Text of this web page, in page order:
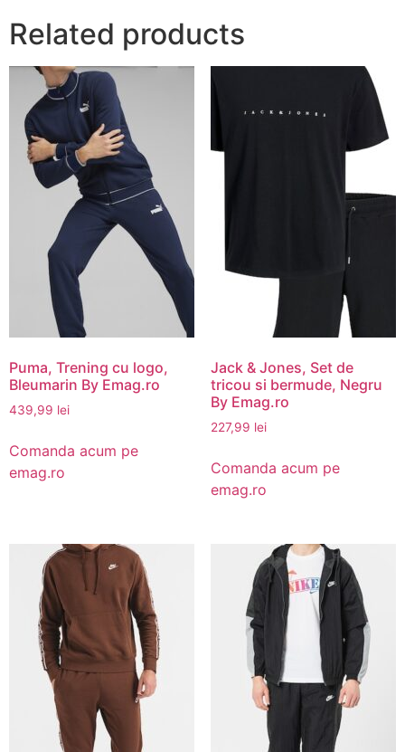
Related products
Puma, Trening cu logo,
Bleumarin By Emag.ro
439,99 lei
Comanda acum pe
emag.ro
Jack & Jones, Set de
tricou si bermude, Negru
By Emag.ro
227,99 lei
Comanda acum pe
emag.ro